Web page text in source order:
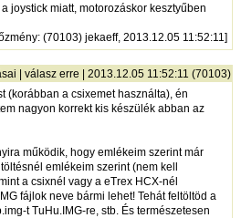
joystick miatt, motorozáskor kesztyűben
: (70103) jekaeff, 2013.12.05 11:52:11]
| válasz erre | 2013.12.05 11:52:11 (70103)
(korábban a csixemet használta), én
nagyon korrekt kis készülék abban az
működik, hogy emlékeim szerint már
emlékeim szerint (nem kell
a csixnél vagy a eTrex HCX-nél
fájlok neve bármi lehet! Tehát feltöltöd a
t TuHu.IMG-re, stb. És természetesen